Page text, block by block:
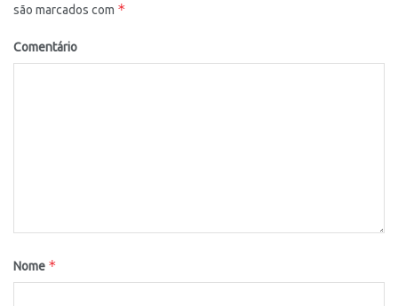
são marcados com *
Comentário
Nome *